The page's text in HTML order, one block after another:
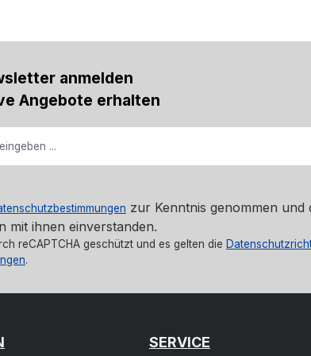
anmelden
Angebote erhalten
zur Kenntnis genommen und
mit ihnen einverstanden.
reCAPTCHA geschützt und es gelten die
.
SERVICE